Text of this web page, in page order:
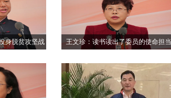
身脱贫攻坚战 王文珍：读书读出了委员的使命担当